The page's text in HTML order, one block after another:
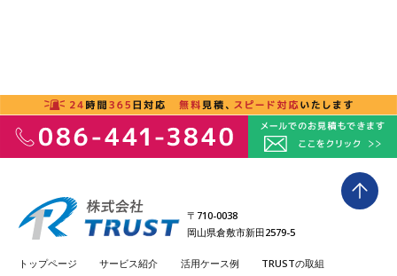
〒710-0038
岡山県倉敷市新田2579-5
トップページ サービス紹介 活用ケース例 TRUSTの取組